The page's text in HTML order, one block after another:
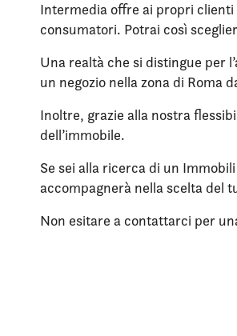
Intermedia offre ai propri clienti
consumatori. Potrai così
Una realtà che si distingue per
un negozio nella zona di Roma
Inoltre, grazie alla nostra
dell’immobile.
Se sei alla ricerca di un
accompagnerà nella scelta del
Non esitare a contattarci per